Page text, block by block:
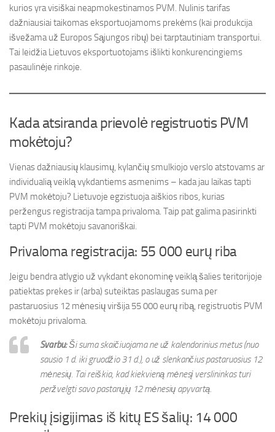
kurios yra visiškai neapmokestinamos PVM. Nulinis tarifas
dažniausiai taikomas eksportuojamoms prekėms (kai produkcija
išvežama už Europos Sąjungos ribų) bei tarptautiniam transportui.
Tai leidžia Lietuvos eksportuotojams išlikti konkurencingiems
pasaulinėje rinkoje.
Kada atsiranda prievolė registruotis PVM
mokėtoju?
Vienas dažniausių klausimų, kylančių smulkiojo verslo atstovams ar
individualią veiklą vykdantiems asmenims – kada jau laikas tapti
PVM mokėtoju? Lietuvoje egzistuoja aiškios ribos, kurias
peržengus registracija tampa privaloma. Taip pat galima pasirinkti
tapti PVM mokėtoju savanoriškai.
Privaloma registracija: 55 000 eurų riba
Jeigu bendra atlygio už vykdant ekonominę veiklą šalies teritorijoje
patiektas prekes ir (arba) suteiktas paslaugas suma per
pastaruosius 12 mėnesių viršija 55 000 eurų ribą, registruotis PVM
mokėtoju privaloma.
Svarbu:Ši suma skaičiuojama ne už kalendorinius metus (nuo
sausio 1 d. iki gruodžio 31 d.), o už slenkančius pastaruosius 12
mėnesių. Tai reiškia, kad kiekvieną mėnesį verslininkas turi
peržvelgti savo pastarųjų 12 mėnesių apyvartą.
Prekių įsigijimas iš kitų ES šalių: 14 000